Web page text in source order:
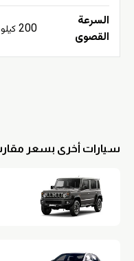
السرعة
القصوى
200
سيارات أخرى بسعر